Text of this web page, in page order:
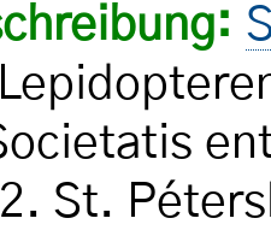
St.